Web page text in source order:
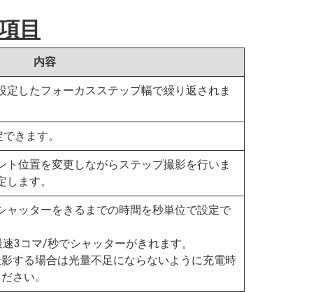
目
内容
したフォーカスステップ幅で繰り返されま
きます。
ト位置を変更しながらステップ撮影を行いま
ます。
ャッターをきるまでの時間を秒単位で設定で
3コマ/秒でシャッターがきれます。
する場合は光量不足にならないように充電時
さい。